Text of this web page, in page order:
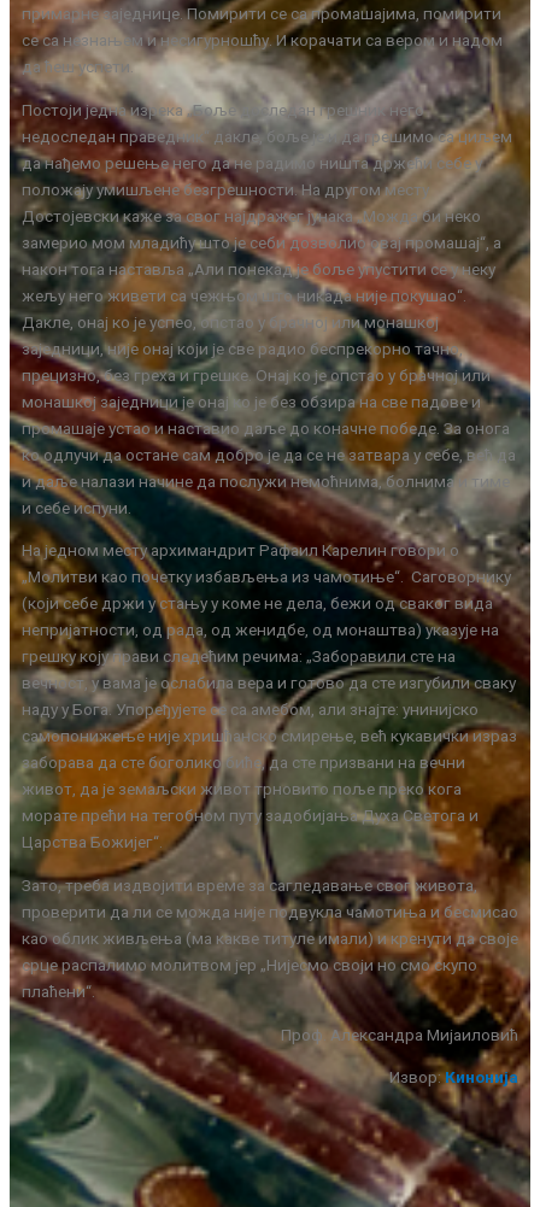
примарне заједнице. Помирити се са промашајима, помирити
се са незнањем и несигурношћу. И корачати са вером и надом
да ћеш успети.
Постоји једна изрека „Боље доследан грешник него
недоследан праведник“ дакле, боље је и да грешимо са циљем
да нађемо решење него да не радимо ништа држећи себе у
положају умишљене безгрешности. На другом месту
Достојевски каже за свог најдражег јунака „Можда би неко
замерио мом младићу што је себи дозволио овај промашај“, а
након тога наставља „Али понекад је боље упустити се у неку
жељу него живети са чежњом што никада није покушао“.
Дакле, онај ко је успео, опстао у брачној или монашкој
заједници, није онај који је све радио беспрекорно тачно,
прецизно, без греха и грешке. Онај ко је опстао у брачној или
монашкој заједници је онај ко је без обзира на све падове и
промашаје устао и наставио даље до коначне победе. За онога
ко одлучи да остане сам добро је да се не затвара у себе, већ да
и даље налази начине да послужи немоћнима, болнима и тиме
и себе испуни.
На једном месту архимандрит Рафаил Карелин говори о
„Молитви као почетку избављења из чамотиње“. Саговорнику
(који себе држи у стању у коме не дела, бежи од сваког вида
непријатности, од рада, од женидбе, од монаштва) указује на
грешку коју прави следећим речима: „Заборавили сте на
вечност, у вама је ослабила вера и готово да сте изгубили сваку
наду у Бога. Упоређујете се са амебом, али знајте: унинијско
самопонижење није хришћанско смирење, већ кукавички израз
заборава да сте боголико биће, да сте призвани на вечни
живот, да је земаљски живот трновито поље преко кога
морате прећи на тегобном путу задобијања Духа Светога и
Царства Божијег“.
Зато, треба издвојити време за сагледавање свог живота,
проверити да ли се можда није подвукла чамотиња и бесмисао
као облик живљења (ма какве титуле имали) и кренути да своје
срце распалимо молитвом јер „Нијесмо своји но смо скупо
плаћени“.
Проф. Александра Мијаиловић
Извор:Кинонија